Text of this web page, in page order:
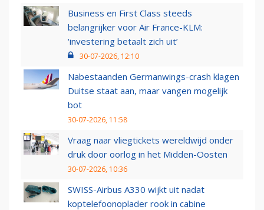
Business en First Class steeds
belangrijker voor Air France-KLM:
‘investering betaalt zich uit’
30-07-2026, 12:10
Nabestaanden Germanwings-crash klagen
Duitse staat aan, maar vangen mogelijk
bot
30-07-2026, 11:58
Vraag naar vliegtickets wereldwijd onder
druk door oorlog in het Midden-Oosten
30-07-2026, 10:36
SWISS-Airbus A330 wijkt uit nadat
koptelefoonoplader rook in cabine